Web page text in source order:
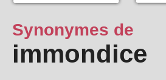
Synonymes de
immondice